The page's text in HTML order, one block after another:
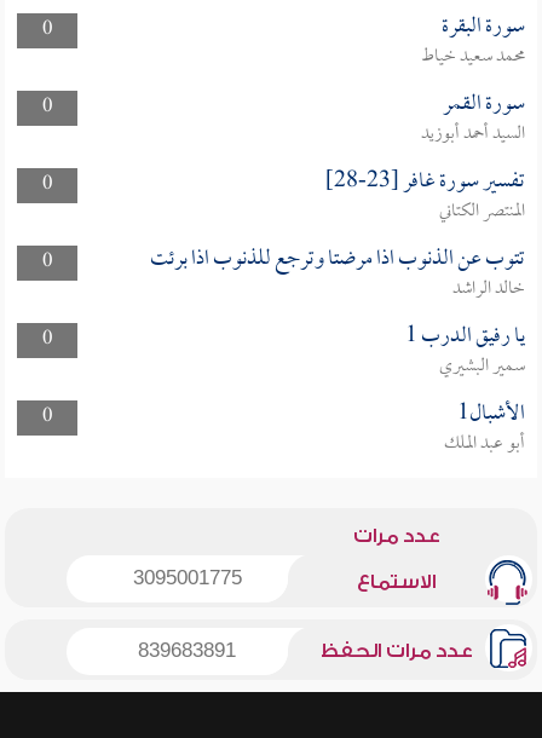
0
سورة البقرة
محمد سعيد خياط
0
سورة القمر
السيد أحمد أبوزيد
0
تفسير سورة غافر [23-28]
المنتصر الكتاني
0
تتوب عن الذنوب اذا مرضتا وترجع للذنوب اذا برئت
خالد الراشد
0
يا رفيق الدرب 1
سمير البشيري
0
الأشبال1
أبو عبد الملك
عدد مرات
الاستماع 3095001775
عدد مرات الحفظ 839683891